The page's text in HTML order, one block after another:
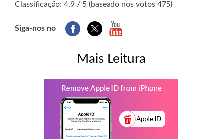
Classificação: 4.9 / 5 (baseado nos votos 475)
Siga-nos no
Mais Leitura